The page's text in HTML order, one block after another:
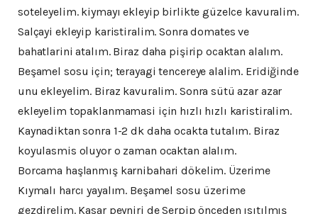
soteleyelim. kiymayı ekleyip birlikte güzelce kavuralim.
Salçayi ekleyip karistiralim. Sonra domates ve
bahatlarini atalım. Biraz daha pişirip ocaktan alalım.
Beşamel sosu için; terayagi tencereye alalim. Eridiğinde
unu ekleyelim. Biraz kavuralim. Sonra sütü azar azar
ekleyelim topaklanmamasi için hızlı hızlı karistiralim.
Kaynadiktan sonra 1-2 dk daha ocakta tutalım. Biraz
koyulasmis oluyor o zaman ocaktan alalım.
Borcama haşlanmış karnibahari dökelim. Üzerime
Kıymalı harcı yayalım. Beşamel sosu üzerime
gezdirelim. Kasar peyniri de Serpip önceden ısıtılmış